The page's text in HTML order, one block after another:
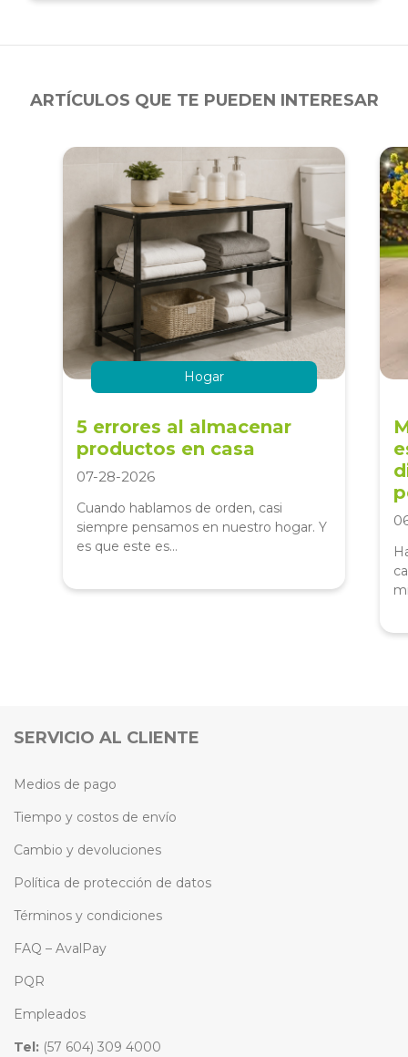
ARTÍCULOS QUE TE PUEDEN INTERESAR
5 errores al almacenar
productos en casa
07-28-2026
Cuando hablamos de orden, casi
siempre pensamos en nuestro hogar. Y
es que este es...
Hogar
SERVICIO AL CLIENTE
Medios de pago
Tiempo y costos de envío
Cambio y devoluciones
Política de protección de datos
Términos y condiciones
FAQ – AvalPay
PQR
Empleados
Tel: (57 604) 309 4000